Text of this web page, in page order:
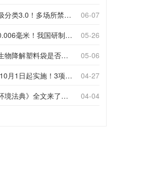
上海垃圾分类3.0！多场所禁止使用一次性塑料袋；推动快递包装绿色转型
06-07
厚度仅0.006毫米！我国研制出超薄型全生物降解渗水地膜
05-26
印刷对生物降解塑料袋是否构成影响？
05-06
2026年10月1日起实施！3项生物降解能力检测新国标
04-27
《生态环境法典》全文来了！降解材料、生物基应用与包装环保规范
04-04